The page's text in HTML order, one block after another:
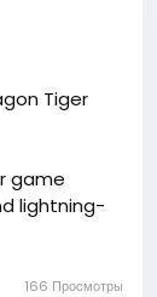
Tiger
game
lightning-
smooth
166 Просмотры